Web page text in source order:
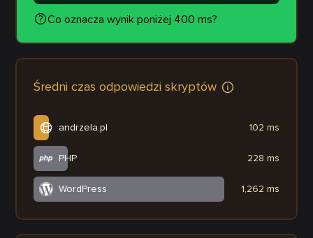
Co oznacza wynik poniżej 400 ms?
Średni czas odpowiedzi skryptów
andrzela.pl
PHP
WordPress
102 ms
228 ms
1,262 ms